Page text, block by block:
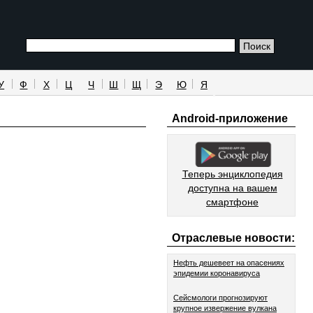
Ф Х Ц Ч Ш Щ Э Ю Я
Android-приложение
Теперь энциклопедия
доступна на вашем
смартфоне
Отраслевые новости:
Нефть дешевеет на опасениях
эпидемии коронавируса
Сейсмологи прогнозируют
крупное извержение вулкана